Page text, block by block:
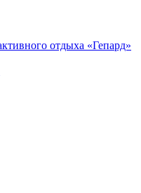
отдыха «Гепард»